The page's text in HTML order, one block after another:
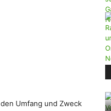
Umfang und Zweck